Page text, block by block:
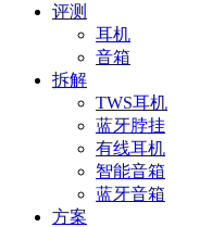
评测
耳机
音箱
拆解
TWS耳机
蓝牙脖挂
有线耳机
智能音箱
蓝牙音箱
方案